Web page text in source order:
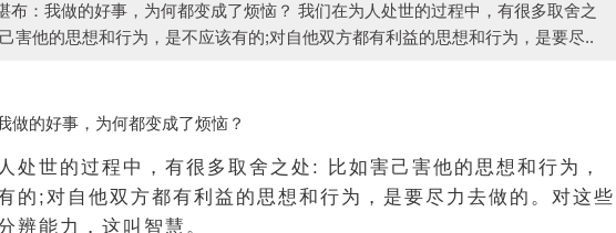
布：我做的好事，为何都变成了烦恼？ 我们在为人处世的过程中，有很多取舍之
害他的思想和行为，是不应该有的;对自他双方都有利益的思想和行为，是要尽..
做的好事，为何都变成了烦恼？
处世的过程中，有很多取舍之处: 比如害己害他的思想和行为，
的;对自他双方都有利益的思想和行为，是要尽力去做的。对这些
辨能力，这叫智慧。